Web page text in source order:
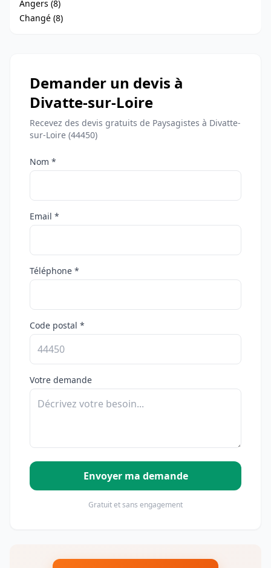
Angers (8)
Changé (8)
Demander un devis à
Divatte-sur-Loire
Recevez des devis gratuits de Paysagistes à Divatte-
sur-Loire (44450)
Nom *
Email *
Téléphone *
Code postal *
Votre demande
Envoyer ma demande
Gratuit et sans engagement